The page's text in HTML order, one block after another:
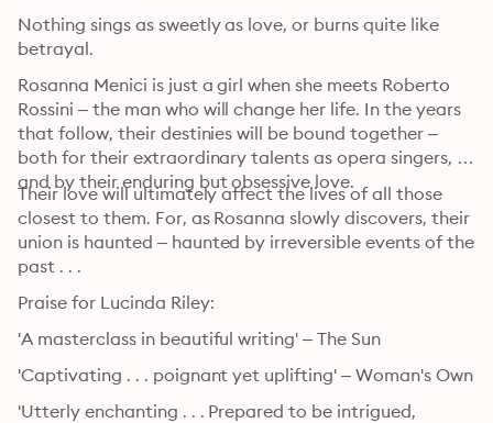
Nothing sings as sweetly as love, or burns quite like
betrayal.
Rosanna Menici is just a girl when she meets Roberto
Rossini – the man who will change her life. In the years
that follow, their destinies will be bound together –
both for their extraordinary talents as opera singers,
and by their enduring but obsessive love.
Their love will ultimately affect the lives of all those
closest to them. For, as Rosanna slowly discovers, their
union is haunted – haunted by irreversible events of the
past . . .
Praise for Lucinda Riley:
'A masterclass in beautiful writing' – The Sun
'Captivating . . . poignant yet uplifting' – Woman's Own
'Utterly enchanting . . . Prepared to be intrigued,